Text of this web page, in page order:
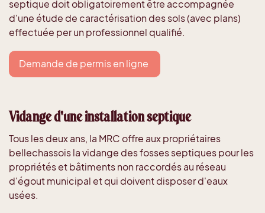
septique doit obligatoirement être accompagnée
d'une étude de caractérisation des sols (avec plans)
effectuée per un professionnel qualifié.
Demande de permis en ligne
Vidange d'une installation septique
Tous les deux ans, la MRC offre aux propriétaires
bellechassois la vidange des fosses septiques pour les
propriétés et bâtiments non raccordés au réseau
d'égout municipal et qui doivent disposer d'eaux
usées.